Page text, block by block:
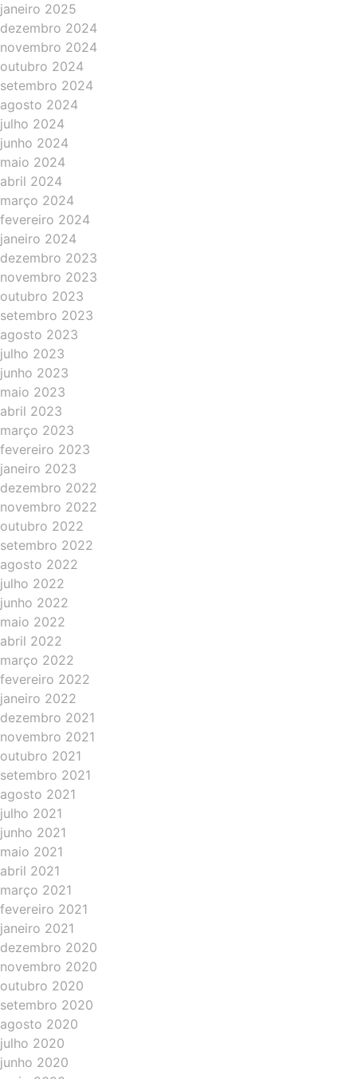
janeiro 2025
dezembro 2024
novembro 2024
outubro 2024
setembro 2024
agosto 2024
julho 2024
junho 2024
maio 2024
abril 2024
março 2024
fevereiro 2024
janeiro 2024
dezembro 2023
novembro 2023
outubro 2023
setembro 2023
agosto 2023
julho 2023
junho 2023
maio 2023
abril 2023
março 2023
fevereiro 2023
janeiro 2023
dezembro 2022
novembro 2022
outubro 2022
setembro 2022
agosto 2022
julho 2022
junho 2022
maio 2022
abril 2022
março 2022
fevereiro 2022
janeiro 2022
dezembro 2021
novembro 2021
outubro 2021
setembro 2021
agosto 2021
julho 2021
junho 2021
maio 2021
abril 2021
março 2021
fevereiro 2021
janeiro 2021
dezembro 2020
novembro 2020
outubro 2020
setembro 2020
agosto 2020
julho 2020
junho 2020